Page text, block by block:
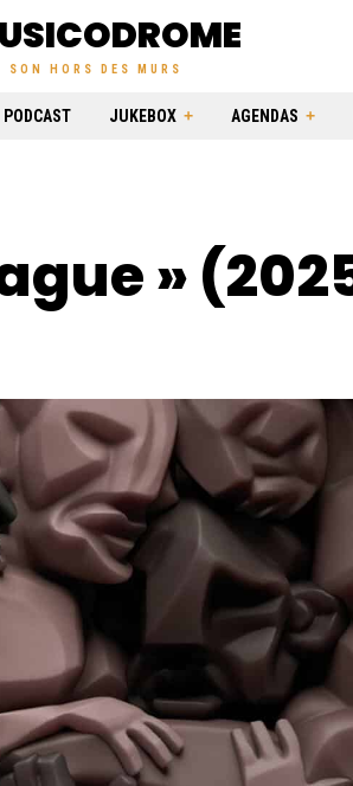
SON HORS DES MURS
PODCAST JUKEBOX AGENDAS
»